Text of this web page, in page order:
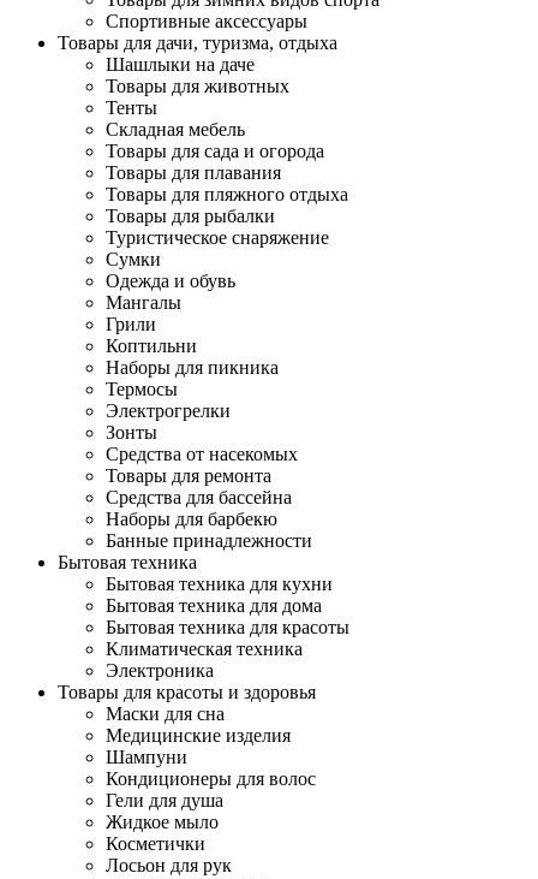
Спортивные аксессуары
Товары для дачи, туризма, отдыха
Шашлыки на даче
Товары для животных
Тенты
Складная мебель
Товары для сада и огорода
Товары для плавания
Товары для пляжного отдыха
Товары для рыбалки
Туристическое снаряжение
Сумки
Одежда и обувь
Мангалы
Грили
Коптильни
Наборы для пикника
Термосы
Электрогрелки
Зонты
Средства от насекомых
Товары для ремонта
Средства для бассейна
Наборы для барбекю
Банные принадлежности
Бытовая техника
Бытовая техника для кухни
Бытовая техника для дома
Бытовая техника для красоты
Климатическая техника
Электроника
Товары для красоты и здоровья
Маски для сна
Медицинские изделия
Шампуни
Кондиционеры для волос
Гели для душа
Жидкое мыло
Косметички
Лосьон для рук